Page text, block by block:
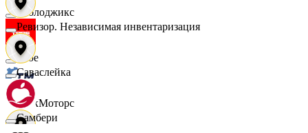
Таблоджикс
Твое
ТракМоторс
Ревизор. Независимая инвентаризация
Саваслейка
Самбери